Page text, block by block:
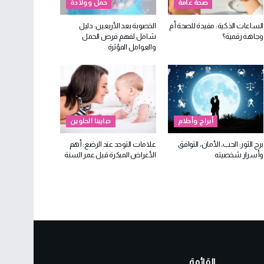
صحة عامة
الساعات الذكية: مفيدة للصحة أم
وجاهة رقمية؟
حمل وولادة
الخصوبة بعد الأربعين: دليل
شامل لفهم فرص الحمل
والعوامل المؤثرة
أبراج وأحلام
برج الثور: الحب، الأمان، التوافق
وأسرار شخصيته
حبايبنا الحلوين
علامات التوحد عند الرضع: أهم
الأعراض المبكرة قبل عمر السنة